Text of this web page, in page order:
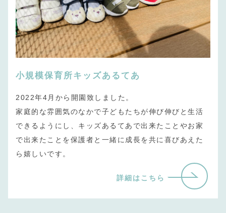
小規模保育所キッズあるてあ
2022年4月から開園致しました。
家庭的な雰囲気のなかで子どもたちが伸び伸びと生活
できるようにし、キッズあるてあで出来たことやお家
で出来たことを保護者と一緒に成長を共に喜びあえた
ら嬉しいです。
詳細はこちら